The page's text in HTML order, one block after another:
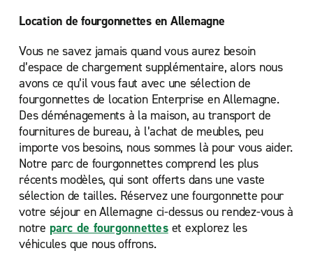
Location de fourgonnettes en Allemagne
Vous ne savez jamais quand vous aurez besoin
d’espace de chargement supplémentaire, alors nous
avons ce qu’il vous faut avec une sélection de
fourgonnettes de location Enterprise en Allemagne.
Des déménagements à la maison, au transport de
fournitures de bureau, à l’achat de meubles, peu
importe vos besoins, nous sommes là pour vous aider.
Notre parc de fourgonnettes comprend les plus
récents modèles, qui sont offerts dans une vaste
sélection de tailles. Réservez une fourgonnette pour
votre séjour en Allemagne ci-dessus ou rendez-vous à
notre parc de fourgonnetteset explorez les
véhicules que nous offrons.